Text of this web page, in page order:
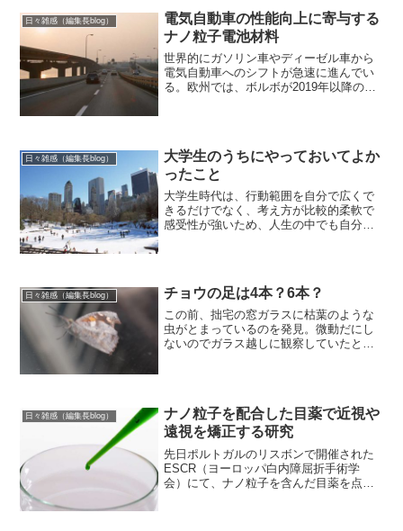
るツールがたくさんあるの...
日々雑感（編集長blog）
電気自動車の性能向上に寄与する
ナノ粒子電池材料
世界的にガソリン車やディーゼル車から
電気自動車へのシフトが急速に進んでい
る。欧州では、ボルボが2019年以降の全
日々雑感（編集長blog）
大学生のうちにやっておいてよか
ったこと
大学生時代は、行動範囲を自分で広くで
きるだけでなく、考え方が比較的柔軟で
感受性が強いため、人生の中でも自分の
日々雑感（編集長blog） チョウの足は4本？6本？
この前、拙宅の窓ガラスに枯葉のような
虫がとまっているのを発見。微動だにし
ないのでガラス越しに観察していたとこ
日々雑感（編集長blog）
ナノ粒子を配合した目薬で近視や
遠視を矯正する研究
先日ポルトガルのリスボンで開催された
ESCR（ヨーロッパ白内障屈折手術学
会）にて、ナノ粒子を含んだ目薬を点眼